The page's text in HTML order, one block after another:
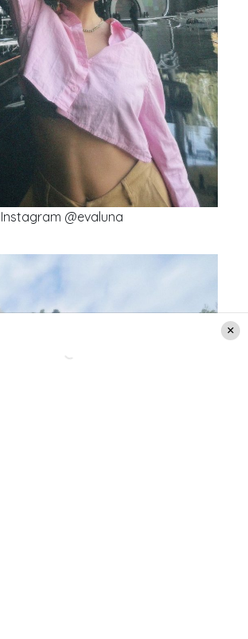
Instagram @evaluna